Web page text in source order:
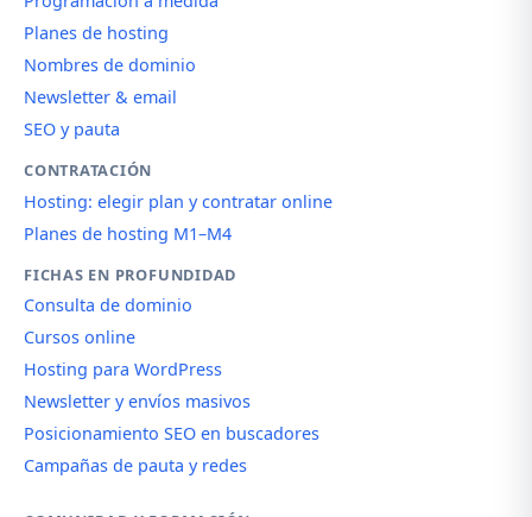
Planes de hosting
Nombres de dominio
Newsletter & email
SEO y pauta
CONTRATACIÓN
Hosting: elegir plan y contratar online
Planes de hosting M1–M4
FICHAS EN PROFUNDIDAD
Consulta de dominio
Cursos online
Hosting para WordPress
Newsletter y envíos masivos
Posicionamiento SEO en buscadores
Campañas de pauta y redes